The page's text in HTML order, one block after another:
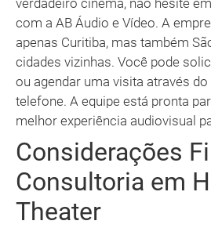
verdadeiro cinema, não hesite
com a AB Áudio e Vídeo. A
apenas Curitiba, mas também
cidades vizinhas. Você pode
ou agendar uma visita através
telefone. A equipe está pronta
melhor experiência audiovisual
Considerações
Consultoria em
Theater